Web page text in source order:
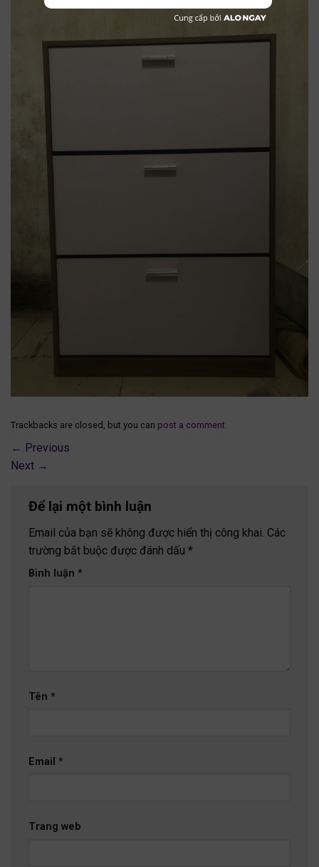
Trackbacks are closed, but you can post a comment.
← Previous
Next →
Để lại một bình luận
Email của bạn sẽ không được hiển thị công khai. Các
trường bắt buộc được đánh dấu *
Bình luận *
Tên *
Email *
Trang web